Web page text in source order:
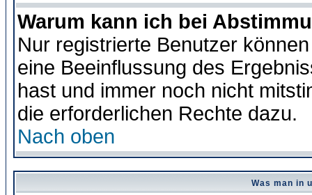
Warum kann ich bei
Nur registrierte Benutzer
eine Beeinflussung des
hast und immer noch nicht
die erforderlichen Rechte dazu.
Nach oben
Was man in